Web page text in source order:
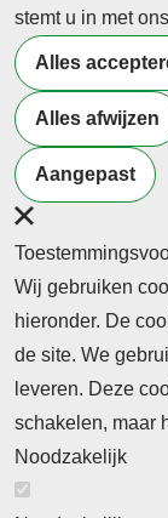
stemt u in met
Alles
Alles afwijzen
Aangepast
Wij gebruiken
hieronder. De
de site. We
leveren. Deze
schakelen, maar
Noodzakelijk